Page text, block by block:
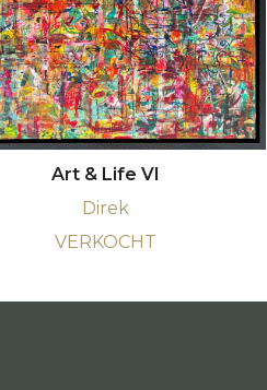
Art & Life VI
Direk
VERKOCHT